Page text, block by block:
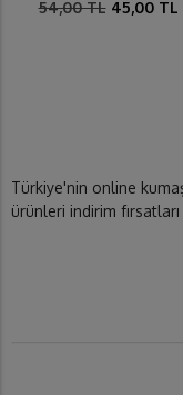
54,00 TL 45,00 TL
Türkiye'nin online
ürünleri indirim